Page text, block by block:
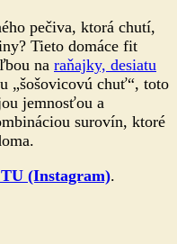
pečiva, ktorá chutí,
Tieto domáce fit
na raňajky, desiatu
„šošovicovú chuť“, toto
jemnosťou a
surovín, ktoré
(Instagram).